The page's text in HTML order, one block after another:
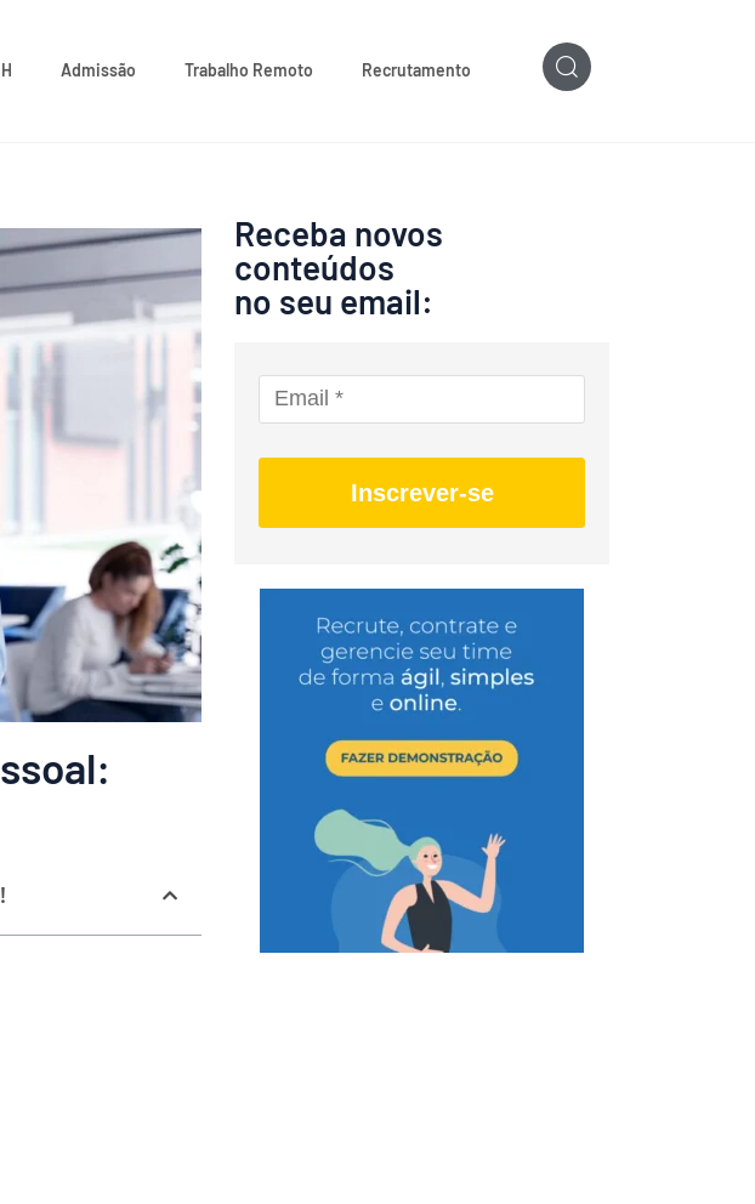
Admissão Trabalho Remoto Recrutamento
Receba novos
conteúdos
no seu email:
Inscrever-se